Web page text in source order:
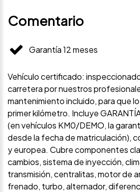
Comentario
Garantía 12 meses
Vehículo certificado:
carretera por nuestros
mantenimiento incluido, para que
primer kilómetro. Incluye
(en vehículos KM0/DEMO, la
desde la fecha de matriculación),
y europea. Cubre componentes
cambios, sistema de inyección,
transmisión, centralitas, motor de
frenado, turbo, alternador,